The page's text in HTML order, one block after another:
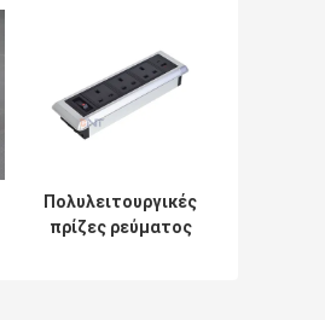
Πολυλειτουργικές
πρίζες ρεύματος